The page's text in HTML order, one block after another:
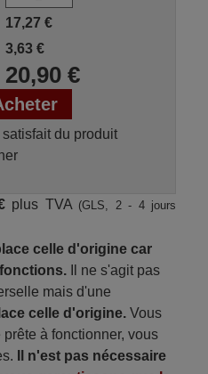
17,27 €
3,63€
20,90€
du produit
plus TVA (GLS, 2 - 4 jours
celle d'origine car
Il ne s'agit pas
mais d'une
celle d'origine.Vous
à fonctionner, vous
Il n'est pas nécessaire